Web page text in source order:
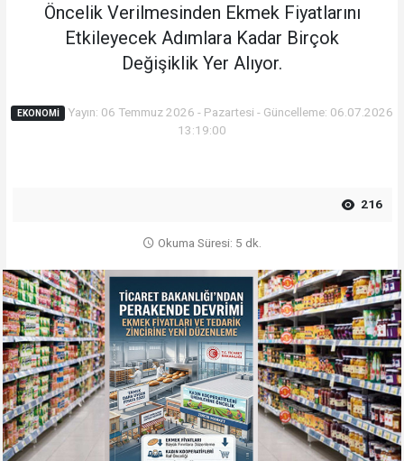
Öncelik Verilmesinden Ekmek Fiyatlarını
Etkileyecek Adımlara Kadar Birçok
Değişiklik Yer Alıyor.
EKONOMI
Yayın: 06 Temmuz 2026 - Pazartesi - Güncelleme: 06.07.2026
13:19:00
216
Okuma Süresi: 5 dk.